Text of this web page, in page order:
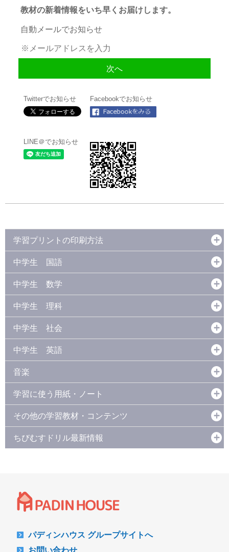
教材の新着情報をいち早くお届けします。
自動メールでお知らせ
Twitterでお知らせ Facebookでお知らせ
LINE＠でお知らせ
学習プリントの印刷方法
中学生 国語
中学生 数学
中学生 理科
中学生 社会
中学生 英語
音楽
学習に使う用紙・ノート
その他の学習教材・コンテンツ
ちびむすドリル最新情報
パディンハウス グループサイトへ
お問い合わせ